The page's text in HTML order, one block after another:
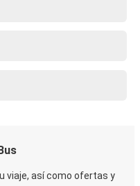
viaje, así como ofertas y